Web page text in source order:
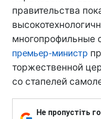
правительства
многопрофильные
премьер-министр
торжественной
со стапелей
Не пропустіть